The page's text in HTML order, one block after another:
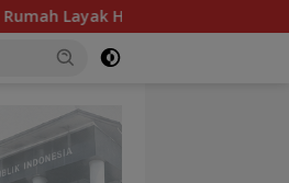
Cegah Stunting di Pangkalpinang